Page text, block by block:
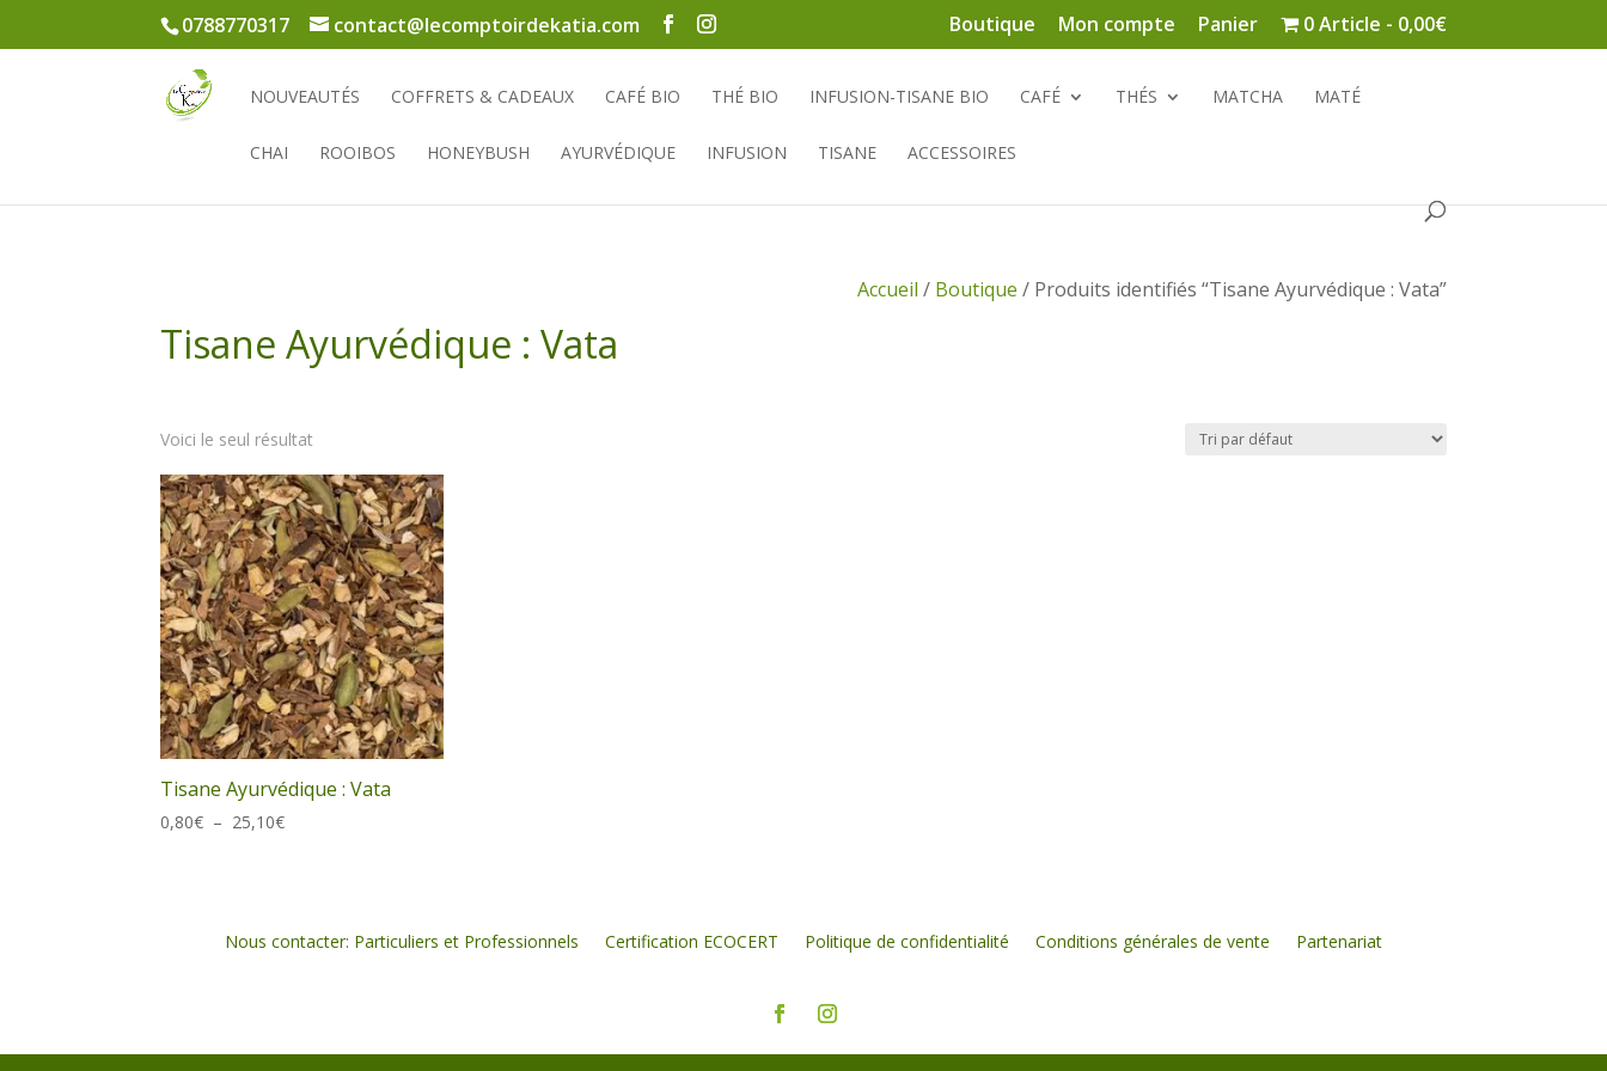
0788770317 contact@lecomptoirdekatia.com Boutique Mon compte Panier 0 Article 0,00€
NOUVEAUTÉS COFFRETS & CADEAUX CAFÉ BIO THÉ BIO INFUSION-TISANE BIO CAFÉ THÉS MATCHA MATÉ
CHAI ROOIBOS HONEYBUSH AYURVÉDIQUE INFUSION TISANE ACCESSOIRES
Accueil / Boutique / Produits identifiés “Tisane Ayurvédique : Vata”
Tisane Ayurvédique : Vata
Voici le seul résultat
Tisane Ayurvédique : Vata
0,80€ – 25,10€Plage
Nous contacter: Particuliers et Professionnels Certification ECOCERT Politique de confidentialité Conditions générales de vente Partenariat